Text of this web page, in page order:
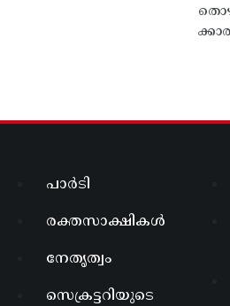
പാർടി
രക്തസാക്ഷികൾ
നേതൃത്വം
സെക്രട്ടറിയുടെ